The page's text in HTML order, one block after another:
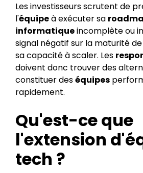
Les investisseurs scrutent de
l'équipeà exécuter sa
informatiqueincomplète ou
signal négatif sur la maturité
sa capacité à scaler. Les
doivent donc trouver des
constituer deséquipes
rapidement.
Qu'est-ce que
l'extension
tech ?